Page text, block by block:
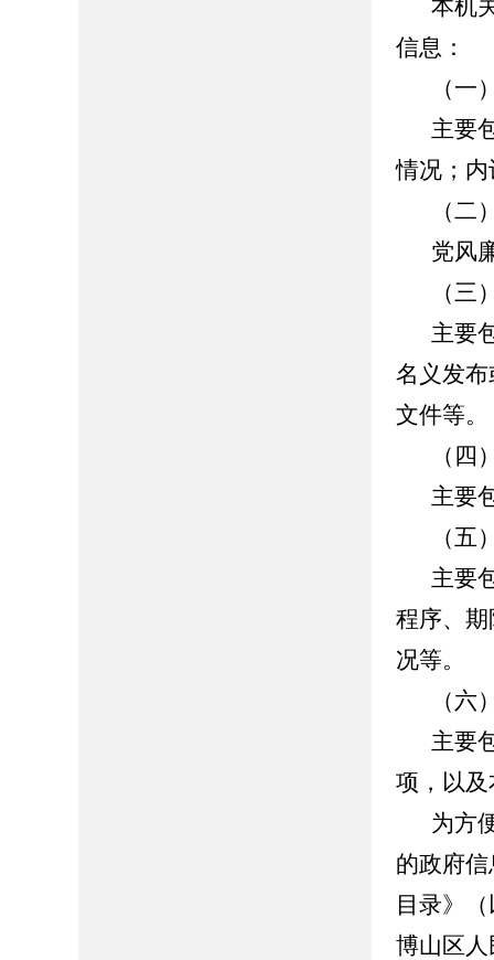
本机
信息：
（一
主要
情况；
（二
党风
（三
主要
名义发
文件等。
（四
主要
（五
主要
程序、
况等。
（六
主要
项，以
为方
的政府
目录》
博山区人